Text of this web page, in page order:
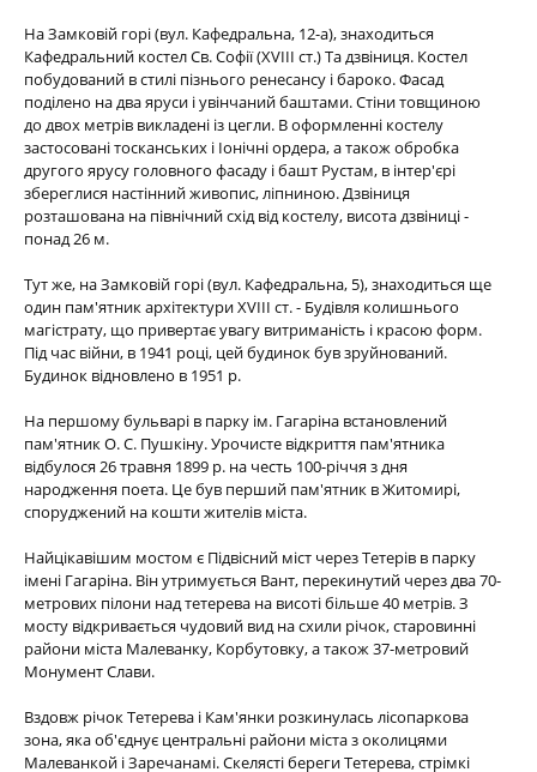
На Замковій горі (вул. Кафедральна, 12-а), знаходиться
Кафедральний костел Св. Софії (XVIII ст.) Та дзвіниця. Костел
побудований в стилі пізнього ренесансу і бароко. Фасад
поділено на два яруси і увінчаний баштами. Стіни товщиною
до двох метрів викладені із цегли. В оформленні костелу
застосовані тосканських і Іонічні ордера, а також обробка
другого ярусу головного фасаду і башт Рустам, в інтер'єрі
збереглися настінний живопис, ліпниною. Дзвіниця
розташована на північний схід від костелу, висота дзвіниці -
понад 26 м.
Тут же, на Замковій горі (вул. Кафедральна, 5), знаходиться ще
один пам'ятник архітектури XVIII ст. - Будівля колишнього
магістрату, що привертає увагу витриманість і красою форм.
Під час війни, в 1941 році, цей будинок був зруйнований.
Будинок відновлено в 1951 р.
На першому бульварі в парку ім. Гагаріна встановлений
пам'ятник О. С. Пушкіну. Урочисте відкриття пам'ятника
відбулося 26 травня 1899 р. на честь 100-річчя з дня
народження поета. Це був перший пам'ятник в Житомирі,
споруджений на кошти жителів міста.
Найцікавішим мостом є Підвісний міст через Тетерів в парку
імені Гагаріна. Він утримується Вант, перекинутий через два 70-
метрових пілони над тетерева на висоті більше 40 метрів. З
мосту відкривається чудовий вид на схили річок, старовинні
райони міста Малеванку, Корбутовку, а також 37-метровий
Монумент Слави.
Вздовж річок Тетерева і Кам'янки розкинулась лісопаркова
зона, яка об'єднує центральні райони міста з околицями
Малеванкой і Заречанамі. Скелясті береги Тетерева, стрімкі